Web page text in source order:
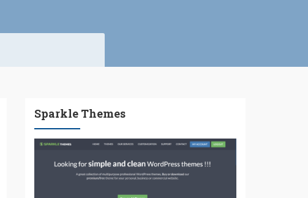
Sparkle Themes